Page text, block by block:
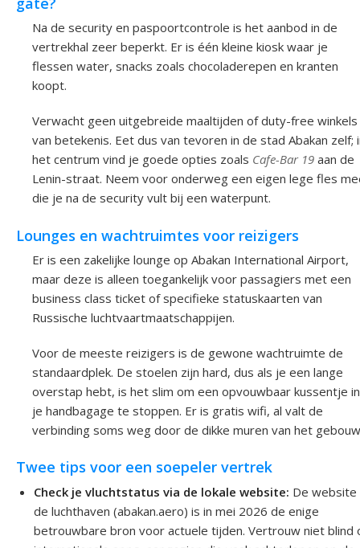
Na de security en paspoortcontrole is het aanbod in de
vertrekhal zeer beperkt. Er is één kleine kiosk waar je
flessen water, snacks zoals chocoladerepen en kranten
koopt.
Verwacht geen uitgebreide maaltijden of duty-free winkels
van betekenis. Eet dus van tevoren in de stad Abakan zelf;
het centrum vind je goede opties zoals Cafe-Bar 19 aan de
Lenin-straat. Neem voor onderweg een eigen lege fles
die je na de security vult bij een waterpunt.
Lounges en wachtruimtes voor reizigers
Er is een zakelijke lounge op Abakan International Airport,
maar deze is alleen toegankelijk voor passagiers met een
business class ticket of specifieke statuskaarten van
Russische luchtvaartmaatschappijen.
Voor de meeste reizigers is de gewone wachtruimte de
standaardplek. De stoelen zijn hard, dus als je een lange
overstap hebt, is het slim om een opvouwbaar kussentje in
je handbagage te stoppen. Er is gratis wifi, al valt de
verbinding soms weg door de dikke muren van het
Twee tips voor een soepeler vertrek
Check je vluchtstatus via de lokale website: De website
de luchthaven (abakan.aero) is in mei 2026 de enige
betrouwbare bron voor actuele tijden. Vertrouw niet blind